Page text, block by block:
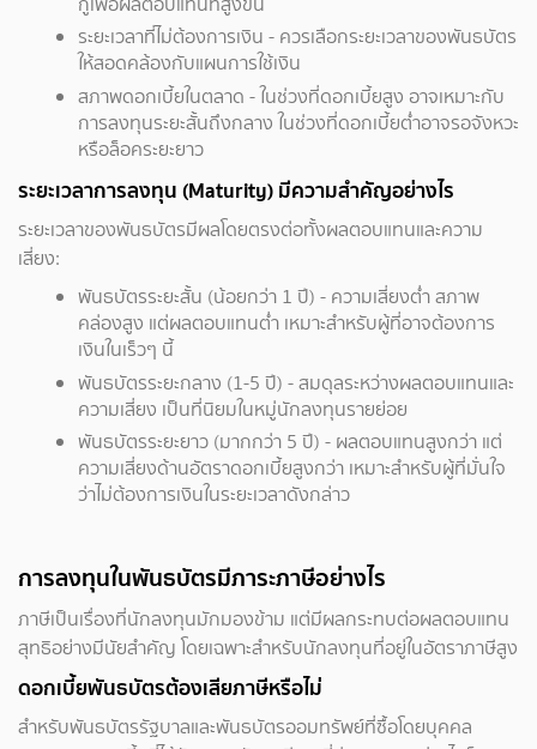
ระยะเวลาที่ไม่ต้องการเงิน - ควรเลือกระยะเวลาของพันธบัตร
ให้สอดคล้องกับแผนการใช้เงิน
สภาพดอกเบี้ยในตลาด - ในช่วงที่ดอกเบี้ยสูง อาจเหมาะกับ
การลงทุนระยะสั้นถึงกลาง ในช่วงที่ดอกเบี้ยต่ำอาจรอจังหวะ
หรือล็อคระยะยาว
ระยะเวลาการลงทุน (Maturity) มีความสำคัญอย่างไร
ระยะเวลาของพันธบัตรมีผลโดยตรงต่อทั้งผลตอบแทนและความ
เสี่ยง:
พันธบัตรระยะสั้น (น้อยกว่า 1 ปี) - ความเสี่ยงต่ำ สภาพ
คล่องสูง แต่ผลตอบแทนต่ำ เหมาะสำหรับผู้ที่อาจต้องการ
เงินในเร็วๆ นี้
พันธบัตรระยะกลาง (1-5 ปี) - สมดุลระหว่างผลตอบแทนและ
ความเสี่ยง เป็นที่นิยมในหมู่นักลงทุนรายย่อย
พันธบัตรระยะยาว (มากกว่า 5 ปี) - ผลตอบแทนสูงกว่า แต่
ความเสี่ยงด้านอัตราดอกเบี้ยสูงกว่า เหมาะสำหรับผู้ที่มั่นใจ
ว่าไม่ต้องการเงินในระยะเวลาดังกล่าว
การลงทุนในพันธบัตรมีภาระภาษีอย่างไร
ภาษีเป็นเรื่องที่นักลงทุนมักมองข้าม แต่มีผลกระทบต่อผลตอบแทน
สุทธิอย่างมีนัยสำคัญ โดยเฉพาะสำหรับนักลงทุนที่อยู่ในอัตราภาษีสูง
ดอกเบี้ยพันธบัตรต้องเสียภาษีหรือไม่
สำหรับพันธบัตรรัฐบาลและพันธบัตรออมทรัพย์ที่ซื้อโดยบุคคล